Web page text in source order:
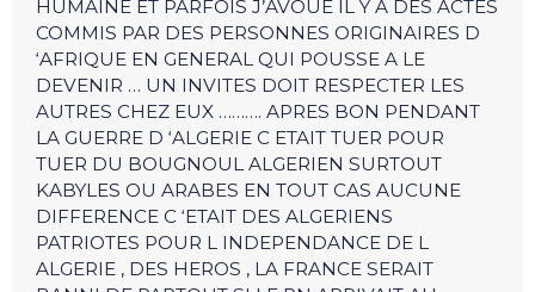
HUMAINE ET PARFOIS J’AVOUE IL Y A DES ACTES
COMMIS PAR DES PERSONNES ORIGINAIRES D
‘AFRIQUE EN GENERAL QUI POUSSE A LE
DEVENIR … UN INVITES DOIT RESPECTER LES
AUTRES CHEZ EUX ………. APRES BON PENDANT
LA GUERRE D ‘ALGERIE C ETAIT TUER POUR
TUER DU BOUGNOUL ALGERIEN SURTOUT
KABYLES OU ARABES EN TOUT CAS AUCUNE
DIFFERENCE C ‘ETAIT DES ALGERIENS
PATRIOTES POUR L INDEPENDANCE DE L
ALGERIE , DES HEROS , LA FRANCE SERAIT